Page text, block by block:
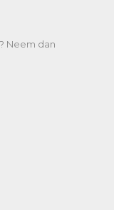
Neem dan